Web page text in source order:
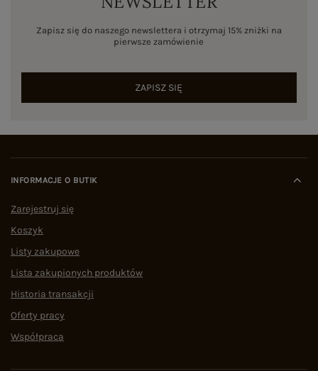
Zapisz się do naszego newslettera i otrzymaj 15% zniżki na
pierwsze zamówienie
ZAPISZ SIĘ
INFORMACJE O BUTIK
Zarejestruj się
Koszyk
Listy zakupowe
Lista zakupionych produktów
Historia transakcji
Oferty pracy
Współpraca